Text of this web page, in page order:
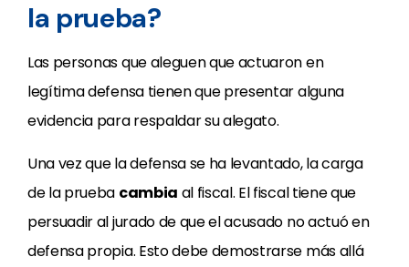
la prueba?
Las personas que aleguen que actuaron en
legítima defensa tienen que presentar alguna
evidencia para respaldar su alegato.
Una vez que la defensa se ha levantado, la carga
de la prueba cambia al fiscal. El fiscal tiene que
persuadir al jurado de que el acusado no actuó en
defensa propia. Esto debe demostrarse más allá